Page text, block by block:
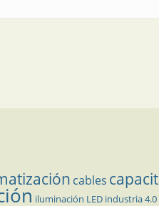
cables
iluminación LED industria 4.0